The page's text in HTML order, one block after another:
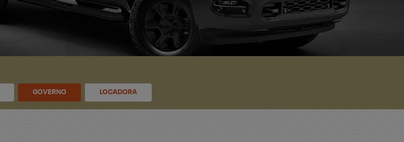
GOVERNO LOCADORA